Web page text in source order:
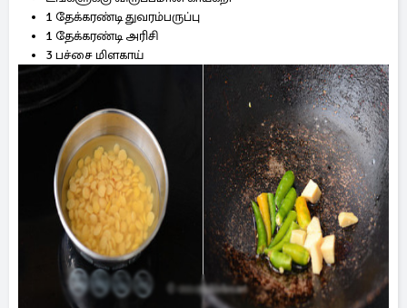
1 தேக்கரண்டி துவரம்பருப்பு
1 தேக்கரண்டி அரிசி
3 பச்சை மிளகாய்